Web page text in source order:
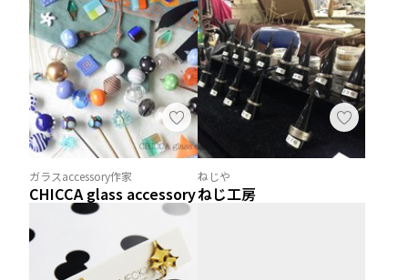
ガラスaccessory作家
CHICCA glass accessory
ねじや
ねじ工房